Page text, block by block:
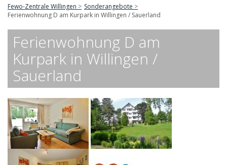
Fewo-Zentrale Willingen
Sonderangebote
Ferienwohnung D am Kurpark in Willingen / Sauerland
Ferienwohnung D am
Kurpark in Willingen /
Sauerland